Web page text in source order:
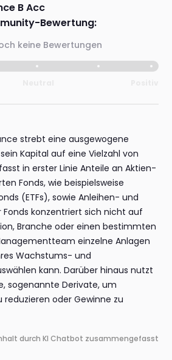
B Acc
Bewertung:
keine Bewertungen
strebt eine ausgewogene
Kapital auf eine Vielzahl von
in erster Linie Anteile an Aktien-
Fonds, wie beispielsweise
(ETFs), sowie Anleihen- und
Fonds konzentriert sich nicht auf
Branche oder einen bestimmten
einzelne Anlagen
Wachstums- und
kann. Darüber hinaus nutzt
sogenannte Derivate, um
oder Gewinne zu
durch KI Chatbot zusammengefasst